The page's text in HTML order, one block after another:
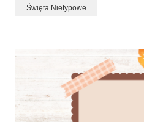
Święta Nietypowe